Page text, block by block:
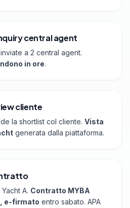
central agent
a 2 central agent.
in ore.
cliente
la shortlist col cliente. Vista
generata dalla piattaforma.
A. Contratto MYBA
e-firmato entro sabato. APA